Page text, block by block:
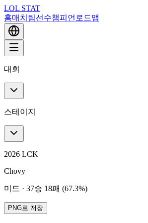
LOL STAT
홈매치 팀선수챔피언 로드맵
대회
스테이지
2026 LCK
Chovy
미드 · 37승 18패 (67.3%)
PNG로 저장